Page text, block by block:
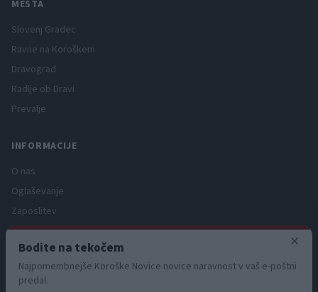
MESTA
Slovenj Gradec
Ravne na Koroškem
Dravograd
Radlje ob Dravi
Prevalje
INFORMACIJE
O nas
Oglaševanje
Zaposlitev
Pravno obvestilo
Zasebnost in piškotki
Storitve
×
Bodite na tekočem
Najpomembnejše Koroške Novice novice naravnost v vaš e-poštni
predal.